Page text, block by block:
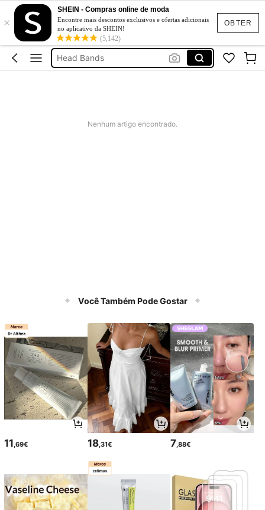
OBTER
×
SHEIN - Compras online de moda
Encontre mais descontos exclusivos e ofertas adicionais
no aplicativo da SHEIN!
(5,142)
Led Strip Lights
Windspiel
Neon Lights
Head Bands
Nenhum artigo encontrado.
Você Também Pode Gostar
11 ,69€ 18,31€ 7 ,88€